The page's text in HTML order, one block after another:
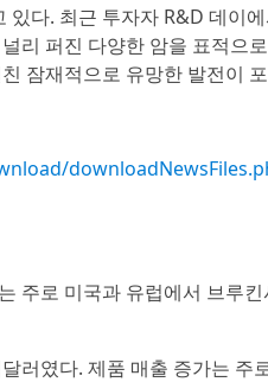
다. 최근 투자자 R&D 데이
리 퍼진 다양한 암을 표적으
잠재적으로 유망한 발전이
주로 미국과 유럽에서 브루
러였다. 제품 매출 증가는 주